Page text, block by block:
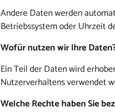
Andere Daten werden
Betriebssystem oder Uhrzeit
Wofür nutzen wir Ihre
Ein Teil der Daten wird
Nutzerverhaltens verwendet
Welche Rechte haben Sie